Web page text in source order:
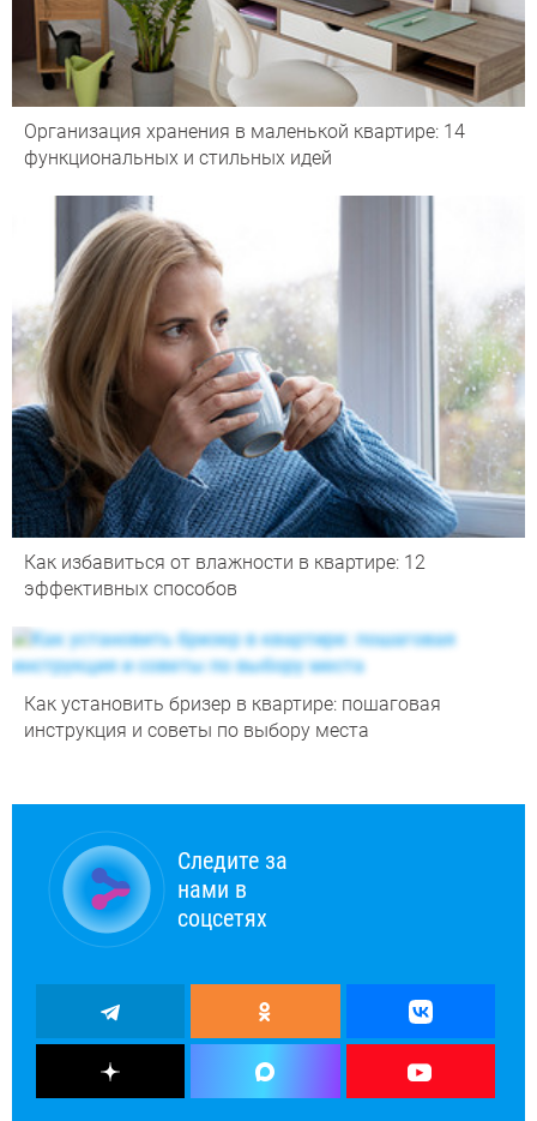
Организация хранения в маленькой квартире: 14
функциональных и стильных идей
Как избавиться от влажности в квартире: 12
эффективных способов
Как установить бризер в квартире: пошаговая
инструкция и советы по выбору места
Следите за
нами в
соцсетях